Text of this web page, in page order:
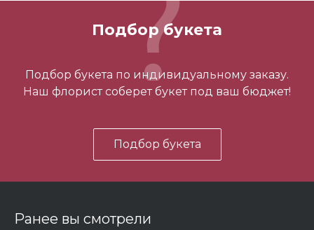
700 ₽
В корзину
Мишка Мини №1
Подбор букета
Подбор букета по индивидуальному заказу.
Наш флорист соберет букет под ваш бюджет!
Подбор букета
Ранее вы смотрели